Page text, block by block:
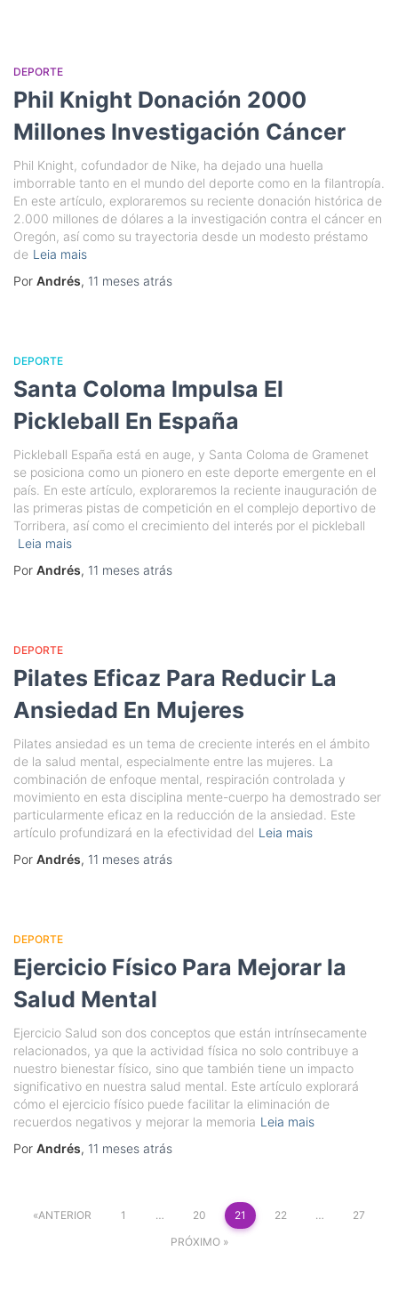
DEPORTE
Phil Knight Donación 2000
Millones Investigación Cáncer
Phil Knight, cofundador de Nike, ha dejado una huella
imborrable tanto en el mundo del deporte como en la filantropía.
En este artículo, exploraremos su reciente donación histórica de
2.000 millones de dólares a la investigación contra el cáncer en
Oregón, así como su trayectoria desde un modesto préstamo
de Leia mais
Por Andrés, 11 meses atrás
DEPORTE
Santa Coloma Impulsa El
Pickleball En España
Pickleball España está en auge, y Santa Coloma de Gramenet
se posiciona como un pionero en este deporte emergente en el
país. En este artículo, exploraremos la reciente inauguración de
las primeras pistas de competición en el complejo deportivo de
Torribera, así como el crecimiento del interés por el pickleball
Leia mais
Por Andrés, 11 meses atrás
DEPORTE
Pilates Eficaz Para Reducir La
Ansiedad En Mujeres
Pilates ansiedad es un tema de creciente interés en el ámbito
de la salud mental, especialmente entre las mujeres. La
combinación de enfoque mental, respiración controlada y
movimiento en esta disciplina mente-cuerpo ha demostrado ser
particularmente eficaz en la reducción de la ansiedad. Este
artículo profundizará en la efectividad del Leia mais
Por Andrés, 11 meses atrás
DEPORTE
Ejercicio Físico Para Mejorar la
Salud Mental
Ejercicio Salud son dos conceptos que están intrínsecamente
relacionados, ya que la actividad física no solo contribuye a
nuestro bienestar físico, sino que también tiene un impacto
significativo en nuestra salud mental. Este artículo explorará
cómo el ejercicio físico puede facilitar la eliminación de
recuerdos negativos y mejorar la memoria Leia mais
Por Andrés, 11 meses atrás
Paginação
ANTERIOR 1 … 20 21 22 …
27
PRÓXIMO